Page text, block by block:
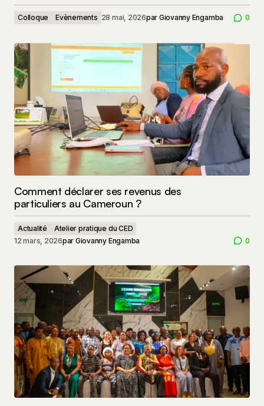
Colloque Evènements 28 mai, 2026par Giovanny Engamba 0
Comment déclarer ses revenus des
particuliers au Cameroun ?
Actualité
Atelier pratique du CED
12 mars, 2026par Giovanny Engamba 0